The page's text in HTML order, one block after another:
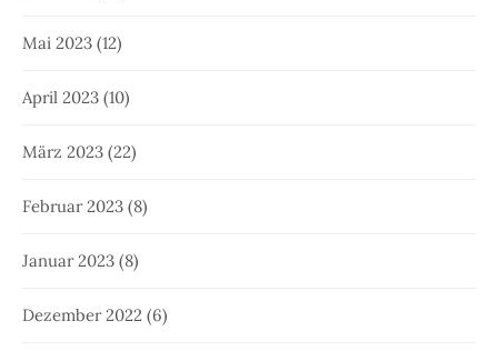
Mai 2023 (12)
April 2023 (10)
März 2023 (22)
Februar 2023 (8)
Januar 2023 (8)
Dezember 2022 (6)